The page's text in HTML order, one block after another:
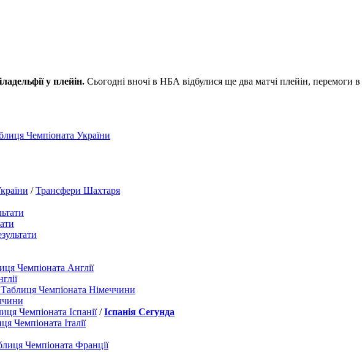
у плейін. Сьогодні вночі в НБА відбулися ще два матчі плейін, перемоги
Чемпіоната України
/Трансфери Шахтаря
Чемпіоната Англії
Чемпіоната Німеччини
Чемпіоната Іспанії/Іспанія Сегунда
Чемпіоната Італії
Чемпіоната Франції